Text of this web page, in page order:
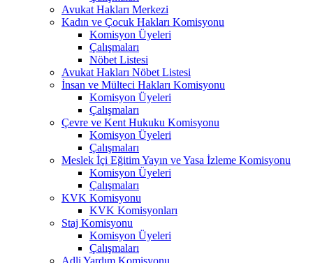
Avukat Hakları Merkezi
Kadın ve Çocuk Hakları Komisyonu
Komisyon Üyeleri
Çalışmaları
Nöbet Listesi
Avukat Hakları Nöbet Listesi
İnsan ve Mülteci Hakları Komisyonu
Komisyon Üyeleri
Çalışmaları
Çevre ve Kent Hukuku Komisyonu
Komisyon Üyeleri
Çalışmaları
Meslek İçi Eğitim Yayın ve Yasa İzleme Komisyonu
Komisyon Üyeleri
Çalışmaları
KVK Komisyonu
KVK Komisyonları
Staj Komisyonu
Komisyon Üyeleri
Çalışmaları
Adli Yardım Komisyonu